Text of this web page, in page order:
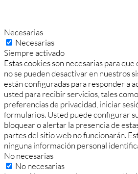
Necesarias
Necesarias
Siempre activado
Estas cookies son necesarias para
no se pueden desactivar en nuestros
están configuradas para responder a
usted para recibir servicios, tales
preferencias de privacidad, iniciar
formularios. Usted puede configurar
bloquear o alertar la presencia de
partes del sitio web no funcionarán.
ninguna información personal
No necesarias
No necesarias